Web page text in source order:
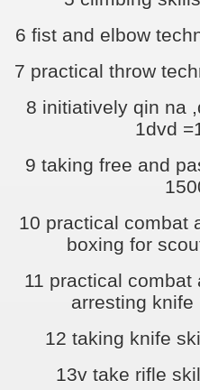
6 fist and elbow
7 practical throw
8 initiatively qin na
1dvd
9 taking free and
10 practical combat
boxing for
11 practical combat
arresting knife
12 taking knife
13v take rifle